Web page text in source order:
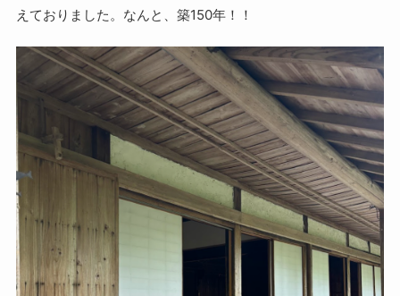
えておりました。なんと、築150年！！